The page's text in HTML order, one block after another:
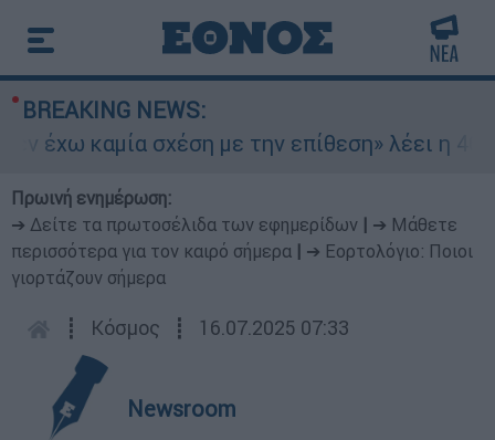
BREAKING NEWS:
καμία σχέση με την επίθεση» λέει η
Πρωινή ενημέρωση:
➔ Δείτε τα πρωτοσέλιδα των εφημερίδων
➔ Μάθετε
περισσότερα για τον καιρό σήμερα
➔ Εορτολόγιο: Ποιοι
γιορτάζουν σήμερα
┋ Κόσμος ┋ 16.07.2025 07:33
Newsroom